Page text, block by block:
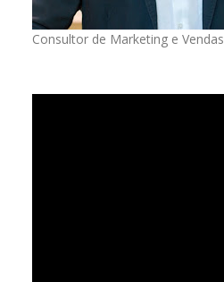
Consultor de Marketing e Vendas